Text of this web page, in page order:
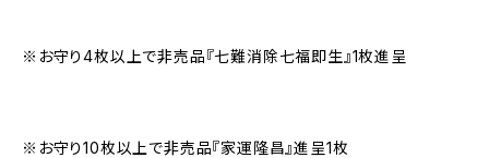
※お守り4枚以上で非売品『七難消除七福即生』1枚進呈
※お守り10枚以上で非売品『家運隆昌』進呈1枚